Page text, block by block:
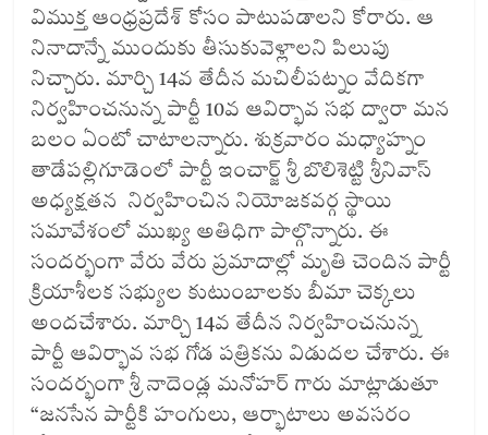
విముక్త ఆంధ్రప్రదేశ్ కోసం పాటుపడాలని కోరారు. ఆ
నినాదాన్నే ముందుకు తీసుకువెళ్లాలని పిలుపు
నిచ్చారు. మార్చి 14వ తేదీన మచిలీపట్నం వేదికగా
నిర్వహించనున్న పార్టీ 10వ ఆవిర్భావ సభ ద్వారా మన
బలం ఏంటో చాటాలన్నారు. శుక్రవారం మధ్యాహ్నం
తాడేపల్లిగూడెంలో పార్టీ ఇంచార్జ్ శ్రీ బొలిశెట్టి శ్రీనివాస్
అధ్యక్షతన నిర్వహించిన నియోజకవర్గ స్థాయి
సమావేశంలో ముఖ్య అతిధిగా పాల్గొన్నారు. ఈ
సందర్భంగా వేరు వేరు ప్రమాదాల్లో మృతి చెందిన పార్టీ
క్రియాశీలక సభ్యుల కుటుంబాలకు బీమా చెక్కలు
అందచేశారు. మార్చి 14వ తేదీన నిర్వహించనున్న
పార్టీ ఆవిర్భావ సభ గోడ పత్రికను విడుదల చేశారు. ఈ
సందర్భంగా శ్రీ నాదెండ్ల మనోహర్ గారు మాట్లాడుతూ
“జనసేన పార్టీకి హంగులు, ఆర్భాటాలు అవసరం